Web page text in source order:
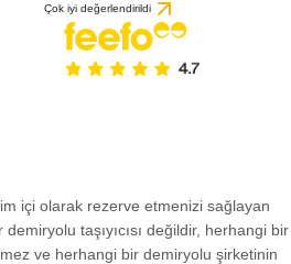
Çok iyi değerlendirildi
içi olarak rezerve etmenizi sağlayan
taşıyıcısı değildir, herhangi bir
ve herhangi bir demiryolu şirketinin